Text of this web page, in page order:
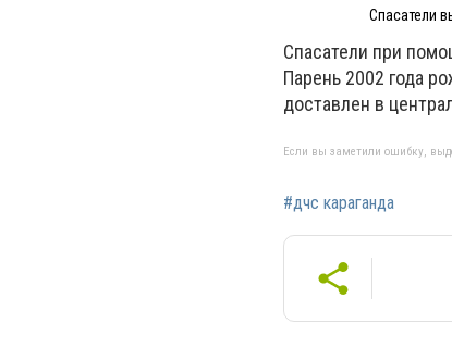
Спасатели
Спасатели при
Парень 2002 года
доставлен в
Если вы заметили ошибку,
#дчс караганда